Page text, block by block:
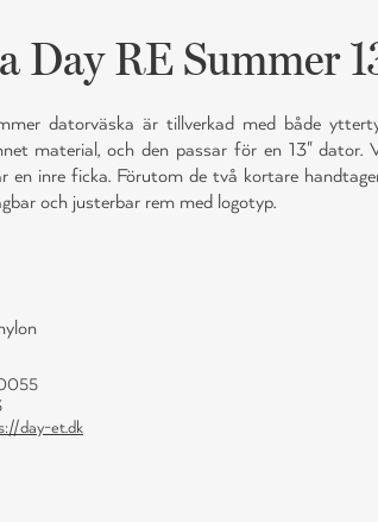
Day RE Summer
datorväska är tillverkad med både
material, och den passar för en 13" dator.
en inre ficka. Förutom de två kortare
och justerbar rem med logotyp.
day-et.dk